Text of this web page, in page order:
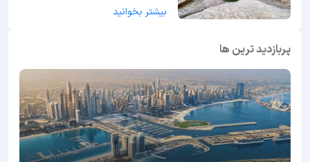
بیشتر بخوانید
پربازدید ترین ها